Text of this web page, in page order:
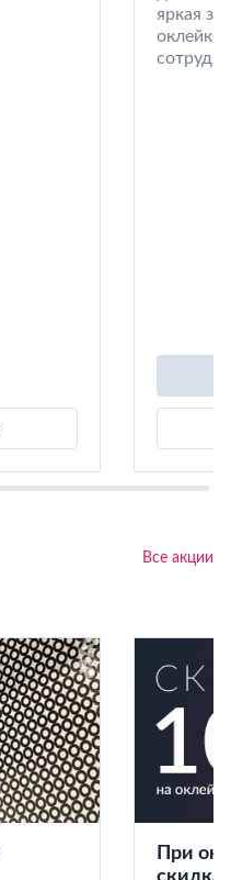
яркая
оклейке
Все акции
При